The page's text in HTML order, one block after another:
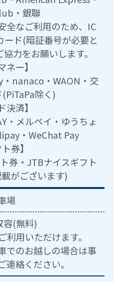
・銀聯
全なご利用のため、IC
ド(暗証番号が必要と
力をお願いします。
ネー】
nanaco・WAON・交
除く)
決済】
・メルペイ・ゆうちょ
・WeChat Pay
券】
券・JTBナイスギフト
がございます)
場
容(無料)
利用いただけます。
でのお越しの場合は事
連絡ください。